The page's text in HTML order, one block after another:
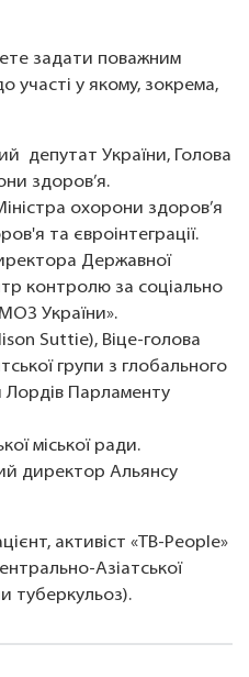
задати поважним
участі у якому, зокрема,
депутат України, Голова
здоров’я.
охорони здоров’я
та євроінтеграції.
Державної
контролю за соціально
України».
Suttie), Віце-голова
групи з глобального
Лордів Парламенту
міської ради.
директор Альянсу
активіст «TB-People»
Азіатської
туберкульоз).